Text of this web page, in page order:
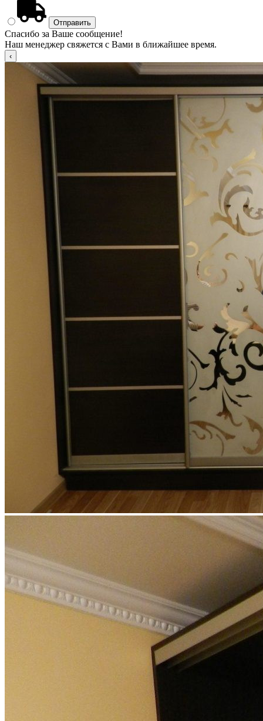
Спасибо за Ваше сообщение!
Наш менеджер свяжется с Вами в ближайшее время.